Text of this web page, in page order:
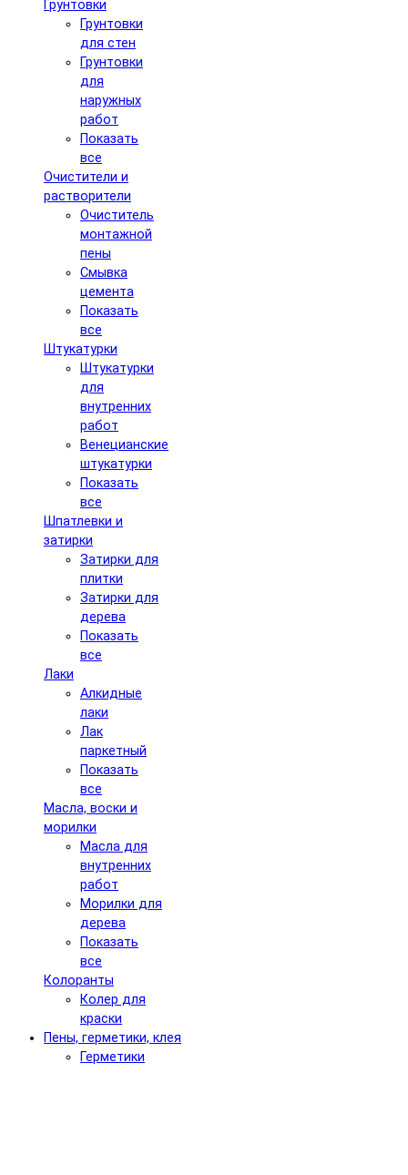
Грунтовки
Грунтовки
для стен
Грунтовки
для
наружных
работ
Показать
все
Очистители и
растворители
Очиститель
монтажной
пены
Смывка
цемента
Показать
все
Штукатурки
Штукатурки
для
внутренних
работ
Венецианские
штукатурки
Показать
все
Шпатлевки и
затирки
Затирки для
плитки
Затирки для
дерева
Показать
все
Лаки
Алкидные
лаки
Лак
паркетный
Показать
все
Масла, воски и
морилки
Масла для
внутренних
работ
Морилки для
дерева
Показать
все
Колоранты
Колер для
краски
Пены, герметики, клея
Герметики